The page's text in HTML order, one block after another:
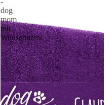
dog
mom
mit
Wunschname